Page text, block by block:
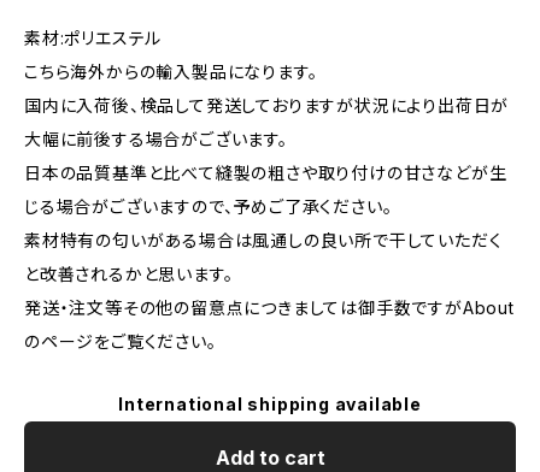
素材:ポリエステル
こちら海外からの輸入製品になります。
国内に入荷後、検品して発送しておりますが状況により出荷日が
大幅に前後する場合がございます。
日本の品質基準と比べて縫製の粗さや取り付けの甘さなどが生
じる場合がございますので、予めご了承ください。
素材特有の匂いがある場合は風通しの良い所で干していただく
と改善されるかと思います。
発送・注文等その他の留意点につきましては御手数ですがAbout
のページをご覧ください。
International shipping available
Add to cart